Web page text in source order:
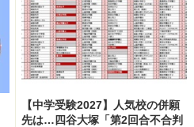
【中学受験2027】人気校の併願
先は…四谷大塚「第2回合不合判